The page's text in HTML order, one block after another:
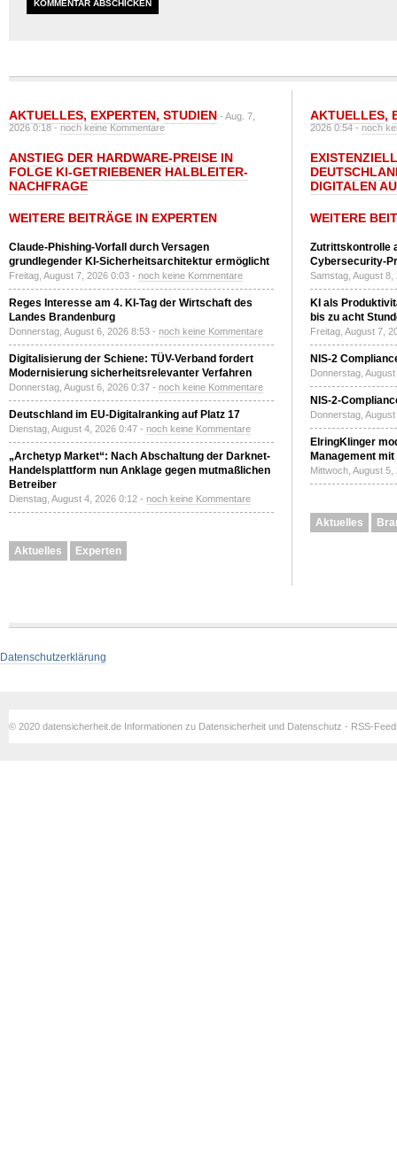
AKTUELLES, EXPERTEN, STUDIEN - Aug. 7,
2026 0:18 -noch keine Kommentare
ANSTIEG DER HARDWARE-PREISE IN
FOLGE KI-GETRIEBENER HALBLEITER-
NACHFRAGE
WEITERE BEITRÄGE IN EXPERTEN
Claude-Phishing-Vorfall durch Versagen
grundlegender KI-Sicherheitsarchitektur ermöglicht
Freitag, August 7, 2026 0:03 - noch keine Kommentare
Reges Interesse am 4. KI-Tag der Wirtschaft des
Landes Brandenburg
Donnerstag, August 6, 2026 8:53 - noch keine Kommentare
Digitalisierung der Schiene: TÜV-Verband fordert
Modernisierung sicherheitsrelevanter Verfahren
Donnerstag, August 6, 2026 0:37 - noch keine Kommentare
Deutschland im EU-Digitalranking auf Platz 17
Dienstag, August 4, 2026 0:47 - noch keine Kommentare
„Archetyp Market“: Nach Abschaltung der Darknet-
Handelsplattform nun Anklage gegen mutmaßlichen
Betreiber
Dienstag, August 4, 2026 0:12 - noch keine Kommentare
Aktuelles Experten
AKTUELLES,
2026 0:54 -noch
DIGITALEN
WEITERE
Zutrittskontrolle
Cybersecurity-
Samstag, August
KI als
bis zu acht
Freitag, August 7,
NIS-2
Donnerstag,
NIS-2-
Donnerstag,
ElringKlinger
Management
Mittwoch, August
Aktuelles
Datenschutzerklärung
© 2020 datensicherheit.de Informationen zu Datensicherheit und Datenschutz - RSS-